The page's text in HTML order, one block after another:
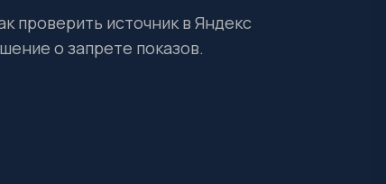
проверить источник в Яндекс
о запрете показов.